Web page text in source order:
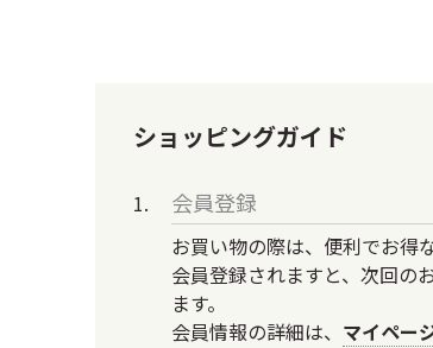
ショッピングガイド
会員登録
お買い物の際は、便利でお得
会員登録されますと、次回の
ます。
会員情報の詳細は、 マイペー